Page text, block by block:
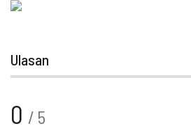
Ulasan
0 / 5